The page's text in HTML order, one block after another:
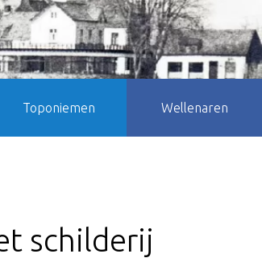
Toponiemen Wellenaren
schilderij